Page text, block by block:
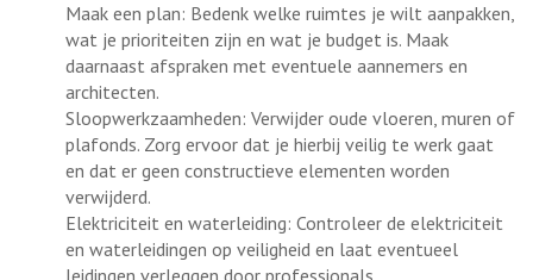
Maak een plan: Bedenk welke ruimtes je wilt aanpakken,
wat je prioriteiten zijn en wat je budget is. Maak
daarnaast afspraken met eventuele aannemers en
architecten.
Sloopwerkzaamheden: Verwijder oude vloeren, muren of
plafonds. Zorg ervoor dat je hierbij veilig te werk gaat
en dat er geen constructieve elementen worden
verwijderd.
Elektriciteit en waterleiding: Controleer de elektriciteit
en waterleidingen op veiligheid en laat eventueel